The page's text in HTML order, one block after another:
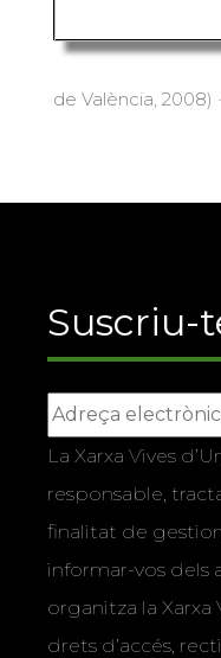
de València, 2008)
Suscriu-
La Xarxa Vives
responsable,
finalitat de
informar-vos dels
organitza la Xarxa
drets d’accés,